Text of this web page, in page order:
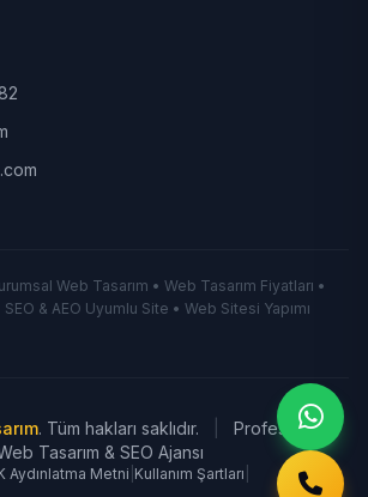
Web Tasarım • Web Tasarım Fiyatları •
& AEO Uyumlu Site • Web Sitesi Yapımı
. Tüm hakları saklıdır.
Profesyonel
Tasarım & SEO Ajansı
Aydınlatma Metni Kullanım Şartları